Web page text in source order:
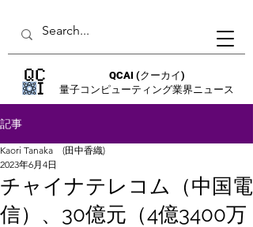
QCAI (クーカイ)
量子コンピューティング業界ニュース
記事
チャイナテレコム（中国電
信）、30億元（4億3400万
Kaori Tanaka (田中香織)
2023年6月4日